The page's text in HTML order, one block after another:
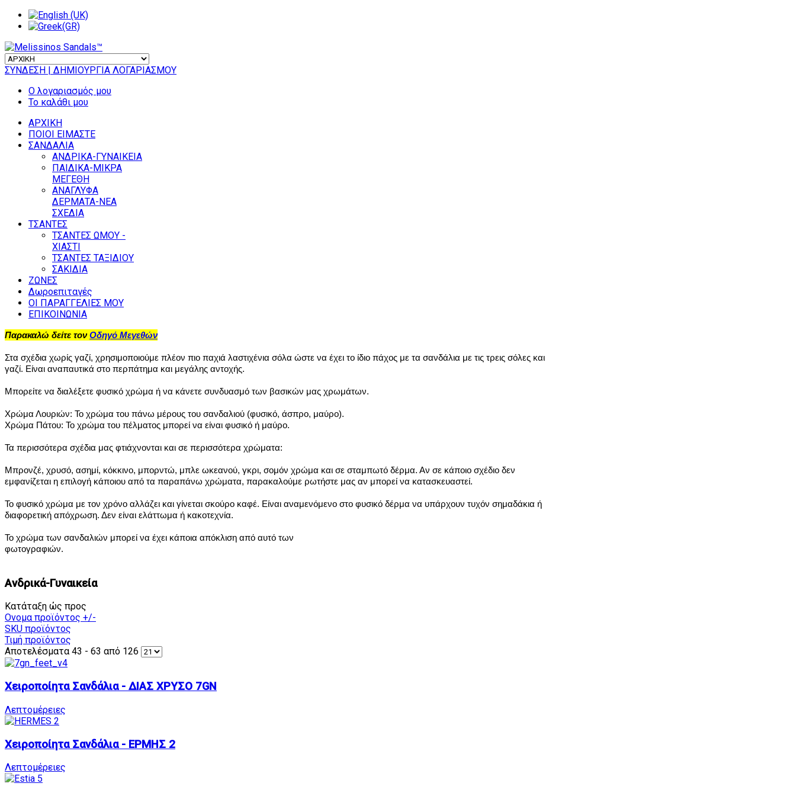
ΣΥΝΔΕΣΗ | ΔΗΜΙΟΥΡΓΙΑ ΛΟΓΑΡΙΑΣΜΟΥ
Ο λογαριασμός μου
Το καλάθι μου
ΑΡΧΙΚΗ
ΠΟΙΟΙ ΕΙΜΑΣΤΕ
ΣΑΝΔΑΛΙΑ
ΑΝΔΡΙΚΑ-ΓΥΝΑΙΚΕΙΑ
ΠΑΙΔΙΚΑ-ΜΙΚΡΑ
ΜΕΓΕΘΗ
ΑΝΑΓΛΥΦΑ
ΔΕΡΜΑΤΑ-ΝΕΑ
ΣΧΕΔΙΑ
ΤΣΑΝΤΕΣ
ΤΣΑΝΤΕΣ ΩΜΟΥ -
ΧΙΑΣΤΙ
ΤΣΑΝΤΕΣ ΤΑΞΙΔΙΟΥ
ΣΑΚΙΔΙΑ
ΖΩΝΕΣ
Δωροεπιταγές
ΟΙ ΠΑΡΑΓΓΕΛΙΕΣ ΜΟΥ
ΕΠΙΚΟΙΝΩΝΙΑ
Παρακαλώ δείτε τονΟδηγό Μεγεθών
Στα σχέδια χωρίς γαζί, χρησιμοποιούμε πλέον πιο παχιά λαστιχένια σόλα ώστε να έχει το ίδιο πάχος με τα σανδάλια με τις τρεις σόλες και
γαζί. Είναι αναπαυτικά στο περπάτημα και μεγάλης αντοχής.
Μπορείτε να διαλέξετε φυσικό χρώμα ή να κάνετε συνδυασμό των βασικών μας χρωμάτων.
Χρώμα Λουριών: Το χρώμα του πάνω μέρους του σανδαλιού (φυσικό, άσπρο, μαύρο).
Χρώμα Πάτου: Το χρώμα του πέλματος μπορεί να είναι φυσικό ή μαύρο.
Τα περισσότερα σχέδια μας φτιάχνονται και σε περισσότερα χρώματα:
Μπρονζέ, χρυσό, ασημί, κόκκινο, μπορντώ, μπλε ωκεανού, γκρι, σομόν χρώμα και σε σταμπωτό δέρμα. Αν σε κάποιο σχέδιο δεν
εμφανίζεται η επιλογή κάποιου από τα παραπάνω χρώματα, παρακαλούμε ρωτήστε μας αν μπορεί να κατασκευαστεί.
Το φυσικό χρώμα με τον χρόνο αλλάζει και γίνεται σκούρο καφέ. Είναι αναμενόμενο στο φυσικό δέρμα να υπάρχουν τυχόν σημαδάκια ή
διαφορετική απόχρωση. Δεν είναι ελάττωμα ή κακοτεχνία.
Το χρώμα των σανδαλιών μπορεί να έχει κάποια απόκλιση από αυτό των
φωτογραφιών.
Ανδρικά-Γυναικεία
Κατάταξη ώς προς
Ονομα προϊόντος +/-
SKU προϊόντος
Τιμή προϊόντος
Αποτελέσματα 43 - 63 από 126
Χειροποίητα Σανδάλια - ΔΙΑΣ ΧΡΥΣΟ 7GN
Λεπτομέρειες
Χειροποίητα Σανδάλια - ΕΡΜΗΣ 2
Λεπτομέρειες